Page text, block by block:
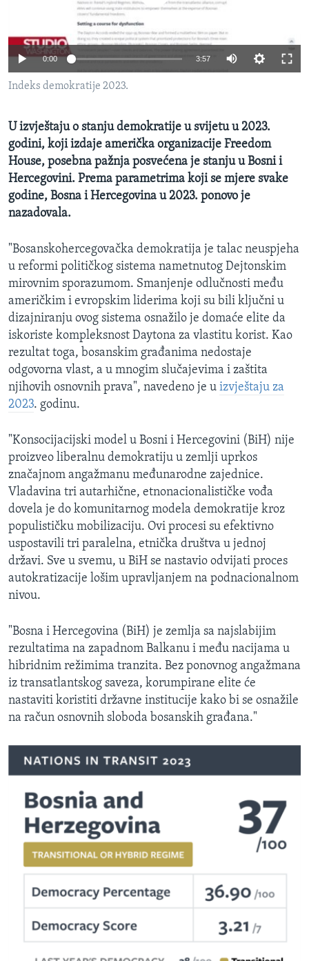
O GLASU AMERIKE
Learning English
Jezici
0:00 3:57
Indeks demokratije 2023.
U izvještaju o stanju demokratije u svijetu u 2023.
godini, koji izdaje američka organizacije Freedom
House, posebna pažnja posvećena je stanju u Bosni i
Hercegovini. Prema parametrima koji se mjere svake
godine, Bosna i Hercegovina u 2023. ponovo je
nazadovala.
"Bosanskohercegovačka demokratija je talac neuspjeha
u reformi političkog sistema nametnutog Dejtonskim
mirovnim sporazumom. Smanjenje odlučnosti među
američkim i evropskim liderima koji su bili ključni u
dizajniranju ovog sistema osnažilo je domaće elite da
iskoriste kompleksnost Daytona za vlastitu korist. Kao
rezultat toga, bosanskim građanima nedostaje
odgovorna vlast, a u mnogim slučajevima i zaštita
njihovih osnovnih prava", navedeno je u izvještaju za
2023. godinu.
"Konsocijacijski model u Bosni i Hercegovini (BiH) nije
proizveo liberalnu demokratiju u zemlji uprkos
značajnom angažmanu međunarodne zajednice.
Vladavina tri autarhične, etnonacionalističke vođa
dovela je do komunitarnog modela demokratije kroz
populističku mobilizaciju. Ovi procesi su efektivno
uspostavili tri paralelna, etnička društva u jednoj
državi. Sve u svemu, u BiH se nastavio odvijati proces
autokratizacije lošim upravljanjem na podnacionalnom
nivou.
"Bosna i Hercegovina (BiH) je zemlja sa najslabijim
rezultatima na zapadnom Balkanu i među nacijama u
hibridnim režimima tranzita. Bez ponovnog angažmana
iz transatlantskog saveza, korumpirane elite će
nastaviti koristiti državne institucije kako bi se osnažile
na račun osnovnih sloboda bosanskih građana."